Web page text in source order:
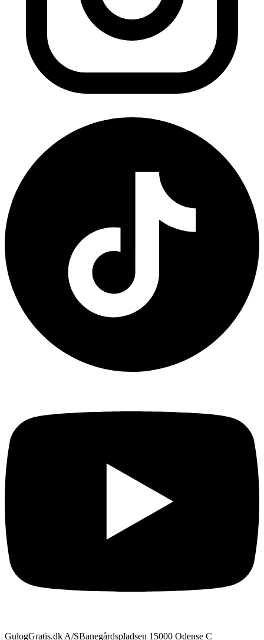
GulogGratis.dk A/SBanegårdspladsen 1 5000 Odense C